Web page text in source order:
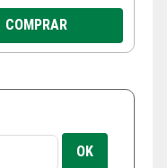
COMPRAR